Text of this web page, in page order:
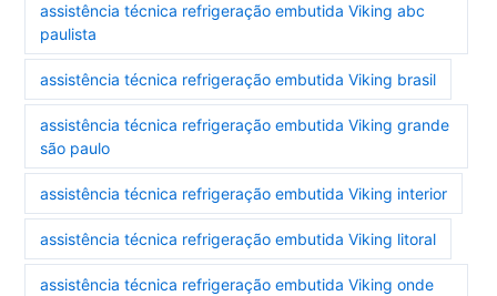
assistência técnica refrigeração embutida Viking abc
paulista
assistência técnica refrigeração embutida Viking brasil
assistência técnica refrigeração embutida Viking grande
são paulo
assistência técnica refrigeração embutida Viking interior
assistência técnica refrigeração embutida Viking litoral
assistência técnica refrigeração embutida Viking onde